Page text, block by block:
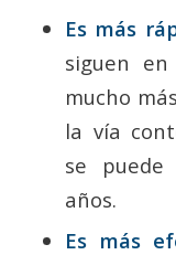
Es más
siguen
mucho
la vía
se puede
años.
Es más